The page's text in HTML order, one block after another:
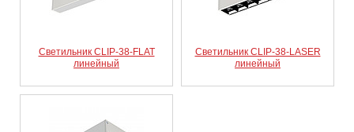
Светильник CLIP-38-FLAT
линейный
Светильник CLIP-38-LASER
линейный